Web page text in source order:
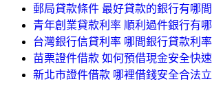
郵局貸款條件 最好貸款的銀行有哪間
青年創業貸款利率 順利過件銀行有
台灣銀行信貸利率 哪間銀行貸款利
苗栗證件借款 如何預借現金安全快
新北市證件借款 哪裡借錢安全合法